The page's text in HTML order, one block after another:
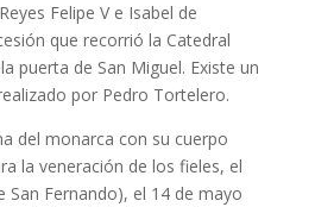
patrón de la ciudad que
fue trasladado a su actual urna,
Felipe V e Isabel de
que recorrió la Catedral
puerta de San Miguel. Existe un
por Pedro Tortelero.